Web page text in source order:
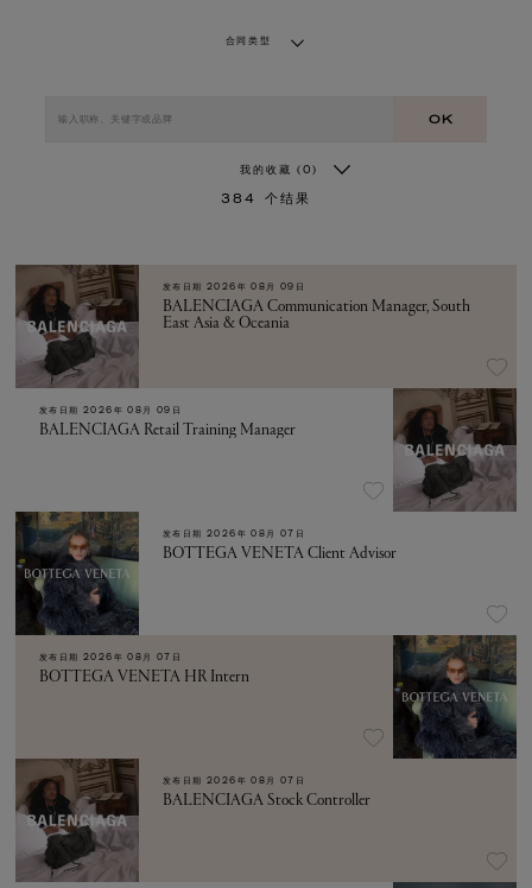
合同类型
OK
我的收藏 (0)
384 个结果
发布日期 2026年 08月 09日
BALENCIAGA Communication Manager, South
East Asia & Oceania
发布日期 2026年 08月 09日
BALENCIAGA Retail Training Manager
发布日期 2026年 08月 07日
BOTTEGA VENETA Client Advisor
发布日期 2026年 08月 07日
BOTTEGA VENETA HR Intern
发布日期 2026年 08月 07日
BALENCIAGA Stock Controller